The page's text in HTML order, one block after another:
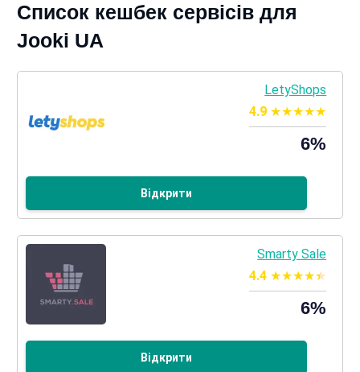
Список кешбек сервісів для
Jooki UA
LetyShops
4.9
6%
Відкрити
Smarty Sale
4.4
6%
Відкрити